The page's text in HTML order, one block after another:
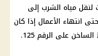
لنقل مياه الشرب إلى
انتهاء الأعمال إذا كان
على الرقم 125.